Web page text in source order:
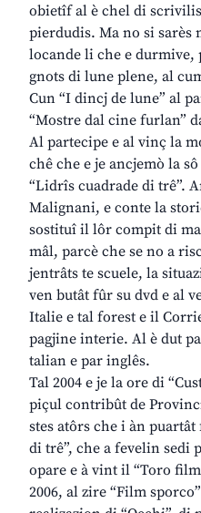
obietîf al è chel di
pierdudis. Ma no si sarès
locande li che e durmive,
gnots di lune plene, al
Cun “I dincj de lune” al
“Mostre dal cine furlan”
Al partecipe e al vinç la
chê che e je ancjemò la
“Lidrîs cuadrade di trê”.
Malignani, e conte la
sostituî il lôr compit di
mâl, parcè che se no a
jentrâts te scuele, la
ven butât fûr su dvd e al
Italie e tal forest e il
pagjine interie. Al è dut
talian e par inglês.
Tal 2004 e je la ore di
piçul contribût de
stes atôrs che i àn
di trê”, che a fevelin sedi
opare e à vint il “Toro
2006, al zire “Film